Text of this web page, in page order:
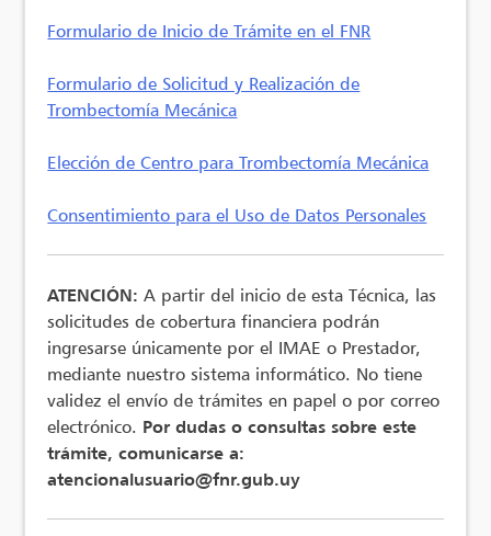
Formulario de Inicio de Trámite en el FNR
Formulario de Solicitud y Realización de
Trombectomía Mecánica
Elección de Centro para Trombectomía Mecánica
Consentimiento para el Uso de Datos Personales
ATENCIÓN: A partir del inicio de esta Técnica, las
solicitudes de cobertura financiera podrán
ingresarse únicamente por el IMAE o Prestador,
mediante nuestro sistema informático. No tiene
validez el envío de trámites en papel o por correo
electrónico. Por dudas o consultas sobre este
trámite, comunicarse a:
atencionalusuario@fnr.gub.uy